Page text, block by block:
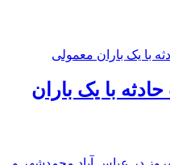
با یک باران